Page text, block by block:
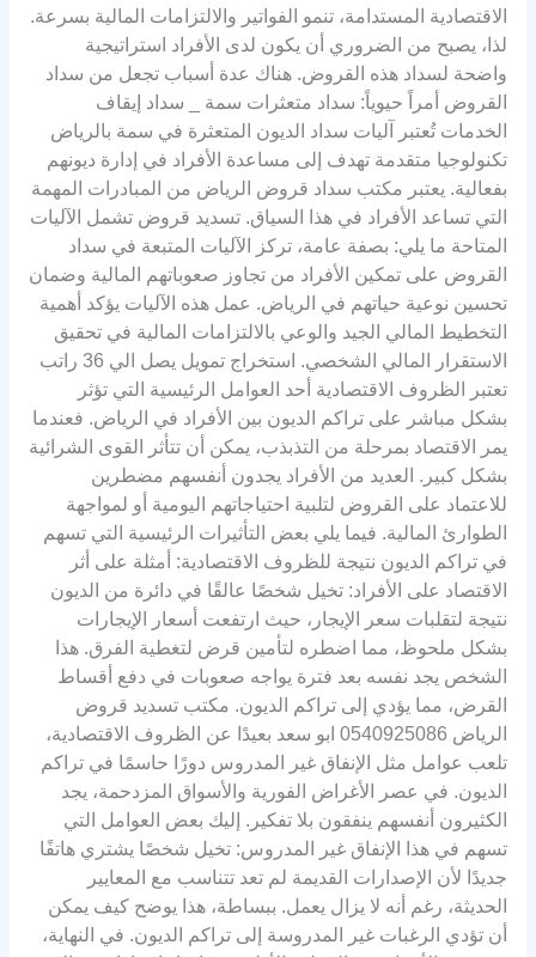
الاقتصادية المستدامة، تنمو الفواتير والالتزامات المالية بسرعة.
لذا، يصبح من الضروري أن يكون لدى الأفراد استراتيجية
واضحة لسداد هذه القروض. هناك عدة أسباب تجعل من سداد
القروض أمراً حيوياً: سداد متعثرات سمة _ سداد إيقاف
الخدمات تُعتبر آليات سداد الديون المتعثرة في سمة بالرياض
تكنولوجيا متقدمة تهدف إلى مساعدة الأفراد في إدارة ديونهم
بفعالية. يعتبر مكتب سداد قروض الرياض من المبادرات المهمة
التي تساعد الأفراد في هذا السياق. تسديد قروض تشمل الآليات
المتاحة ما يلي: بصفة عامة، تركز الآليات المتبعة في سداد
القروض على تمكين الأفراد من تجاوز صعوباتهم المالية وضمان
تحسين نوعية حياتهم في الرياض. عمل هذه الآليات يؤكد أهمية
التخطيط المالي الجيد والوعي بالالتزامات المالية في تحقيق
الاستقرار المالي الشخصي. استخراج تمويل يصل الي 36 راتب
تعتبر الظروف الاقتصادية أحد العوامل الرئيسية التي تؤثر
بشكل مباشر على تراكم الديون بين الأفراد في الرياض. فعندما
يمر الاقتصاد بمرحلة من التذبذب، يمكن أن تتأثر القوى الشرائية
بشكل كبير. العديد من الأفراد يجدون أنفسهم مضطرين
للاعتماد على القروض لتلبية احتياجاتهم اليومية أو لمواجهة
الطوارئ المالية. فيما يلي بعض التأثيرات الرئيسية التي تسهم
في تراكم الديون نتيجة للظروف الاقتصادية: أمثلة على أثر
الاقتصاد على الأفراد: تخيل شخصًا عالقًا في دائرة من الديون
نتيجة لتقلبات سعر الإيجار، حيث ارتفعت أسعار الإيجارات
بشكل ملحوظ، مما اضطره لتأمين قرض لتغطية الفرق. هذا
الشخص يجد نفسه بعد فترة يواجه صعوبات في دفع أقساط
القرض، مما يؤدي إلى تراكم الديون. مكتب تسديد قروض
الرياض 0540925086 ابو سعد بعيدًا عن الظروف الاقتصادية،
تلعب عوامل مثل الإنفاق غير المدروس دورًا حاسمًا في تراكم
الديون. في عصر الأغراض الفورية والأسواق المزدحمة، يجد
الكثيرون أنفسهم ينفقون بلا تفكير. إليك بعض العوامل التي
تسهم في هذا الإنفاق غير المدروس: تخيل شخصًا يشتري هاتفًا
جديدًا لأن الإصدارات القديمة لم تعد تتناسب مع المعايير
الحديثة، رغم أنه لا يزال يعمل. ببساطة، هذا يوضح كيف يمكن
أن تؤدي الرغبات غير المدروسة إلى تراكم الديون. في النهاية،